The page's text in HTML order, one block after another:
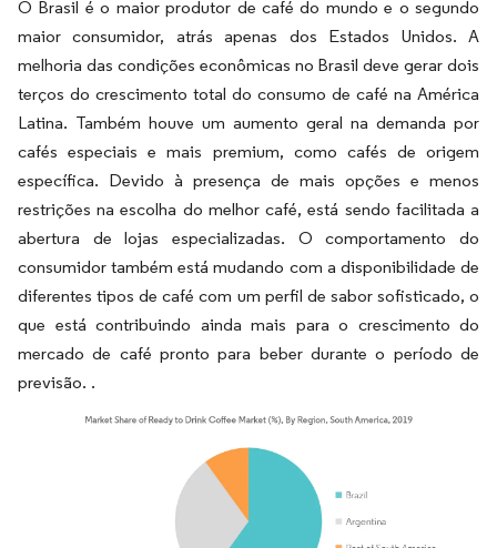
O Brasil é o maior produtor de café do mundo e o segundo
maior consumidor, atrás apenas dos Estados Unidos. A
melhoria das condições econômicas no Brasil deve gerar dois
terços do crescimento total do consumo de café na América
Latina. Também houve um aumento geral na demanda por
cafés especiais e mais premium, como cafés de origem
específica. Devido à presença de mais opções e menos
restrições na escolha do melhor café, está sendo facilitada a
abertura de lojas especializadas. O comportamento do
consumidor também está mudando com a disponibilidade de
diferentes tipos de café com um perfil de sabor sofisticado, o
que está contribuindo ainda mais para o crescimento do
mercado de café pronto para beber durante o período de
previsão. .